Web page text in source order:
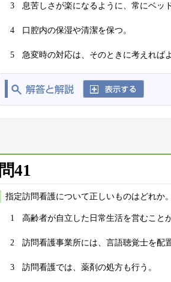
3 息苦しさが楽になるように、常にベッ
4 口腔内の保湿や清潔を保つ。
5 急変時の対応は、そのときに考えれば
問41
指定訪問看護について正しいものはどれか
1 高齢者が自立した日常生活を営むこと
2 訪問看護事業所には、言語聴覚士を配
3 訪問看護では、薬剤の処方も行う。